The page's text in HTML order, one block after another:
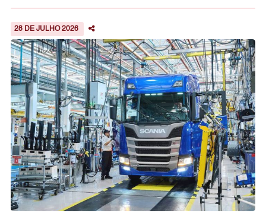
28 DE JULHO 2026